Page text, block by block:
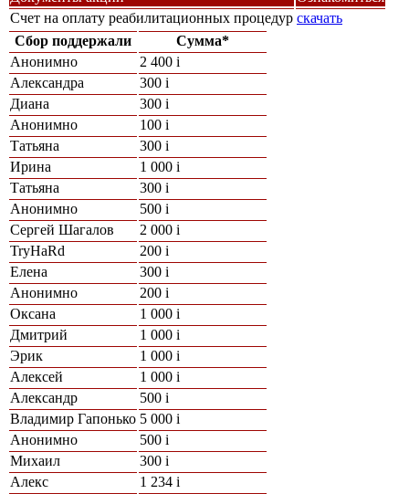
Счет на оплату реабилитационных процедур скачать
Сбор поддержали
Сумма*
Анонимно
2 400 i
Александра
300 i
Диана
300 i
Анонимно
100 i
Татьяна
300 i
Ирина
1 000 i
Татьяна
300 i
Анонимно
500 i
Сергей Шагалов
2 000 i
TryHaRd
200 i
Елена
300 i
Анонимно
200 i
Оксана
1 000 i
Дмитрий
1 000 i
Эрик
1 000 i
Алексей
1 000 i
Александр
500 i
Владимир Гапонько 5 000 i
Анонимно
500 i
Михаил
300 i
Алекс
1 234 i